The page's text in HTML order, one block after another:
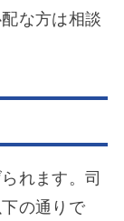
な方は相談
れます。司
の通りで